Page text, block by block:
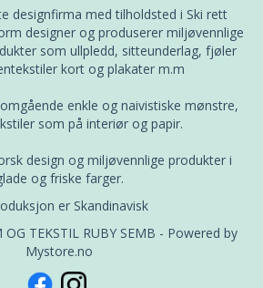
designfirma med tilholdsted i Ski rett
designer og produserer miljøvennlige
som ullpledd, sitteunderlag, fjøler
kort og plakater m.m
enkle og naivistiske mønstre,
som på interiør og papir.
design og miljøvennlige produkter i
og friske farger.
er Skandinavisk
TEKSTIL RUBY SEMB - Powered by
Mystore.no